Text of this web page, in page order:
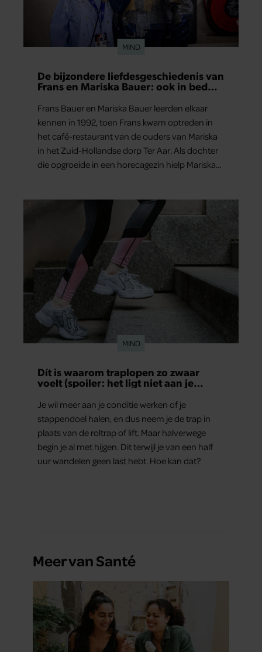
MIND
De bijzondere liefdesgeschiedenis van
Frans en Mariska Bauer: ook in bed
Frans Bauer en Mariska Bauer leerden elkaar
kennen in 1992, toen Frans kwam optreden in
het café-restaurant van de ouders van Mariska
in het Zuid-Hollandse dorp Ter Aar. Als dochter
die opgroeide in een horecagezin hielp Mariska
MIND
Dít is waarom traplopen zo zwaar
voelt (spoiler: het ligt niet aan je
Je wil meer aan je conditie werken of je
stappendoel halen, en dus neem je de trap in
plaats van de roltrap of lift. Maar halverwege
begin je al met hijgen. Dit terwijl je van een half
uur wandelen geen last hebt. Hoe kan dat?
Meer van Santé